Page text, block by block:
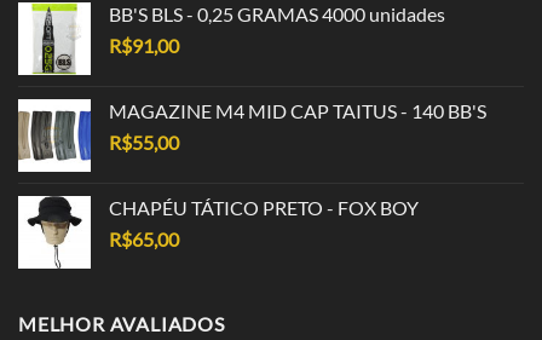
BB'S BLS - 0,25 GRAMAS 4000 unidades
R$91,00
MAGAZINE M4 MID CAP TAITUS - 140 BB'S
R$55,00
CHAPÉU TÁTICO PRETO - FOX BOY
R$65,00
MELHOR AVALIADOS